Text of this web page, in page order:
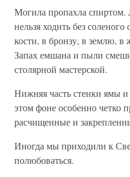
Могила пропахла спиртом.
нельзя ходить без
кости, в бронзу, в землю, в
Запах емшана и пыли
столярной мастерской.
Нижняя часть стенки ямы
этом фоне особенно четко
расчищенные и
Иногда мы приходили к
полюбоваться.